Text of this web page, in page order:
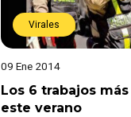
Virales
09 Ene 2014
Los 6 trabajos
este verano